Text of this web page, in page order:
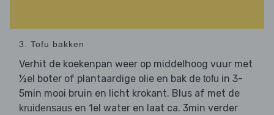
3. Tofu bakken
Verhit de koekenpan weer op middelhoog vuur met
½el boter of plantaardige olie en bak de tofu in 3-
5min mooi bruin en licht krokant. Blus af met de
kruidensaus en 1el water en laat ca. 3min verder